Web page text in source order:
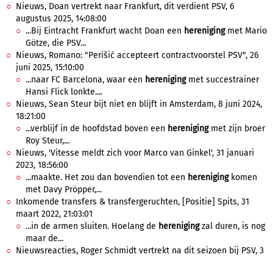
Nieuws, Doan vertrekt naar Frankfurt, dit verdient PSV, 6
augustus 2025, 14:08:00
...Bij Eintracht Frankfurt wacht Doan een herenigingmet Mario
Götze, die PSV...
Nieuws, Romano: "Perišić accepteert contractvoorstel PSV", 26
juni 2025, 15:10:00
...naar FC Barcelona, waar een herenigingmet succestrainer
Hansi Flick lonkte....
Nieuws, Sean Steur bijt niet en blijft in Amsterdam, 8 juni 2024,
18:21:00
...verblijf in de hoofdstad boven een herenigingmet zijn broer
Roy Steur,...
Nieuws, 'Vitesse meldt zich voor Marco van Ginkel', 31 januari
2023, 18:56:00
...maakte. Het zou dan bovendien tot een herenigingkomen
met Davy Pröpper,...
Inkomende transfers & transfergeruchten, [Positie] Spits, 31
maart 2022, 21:03:01
...in de armen sluiten. Hoelang de herenigingzal duren, is nog
maar de...
Nieuwsreacties, Roger Schmidt vertrekt na dit seizoen bij PSV, 3